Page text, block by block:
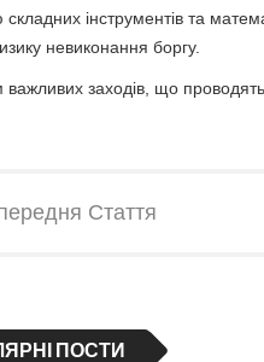
інструментів та
невиконання боргу.
заходів, що
Стаття
ПОСТИ